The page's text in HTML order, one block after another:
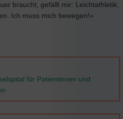
braucht, gefällt mir: Leichtathletik,
Ich muss mich bewegen!»
für Patientinnen und